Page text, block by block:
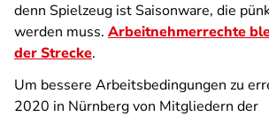
denn Spielzeug ist Saisonware, die
werden muss. Arbeitnehmerrechte
der Strecke.
Um bessere Arbeitsbedingungen zu
2020 in Nürnberg von Mitgliedern der